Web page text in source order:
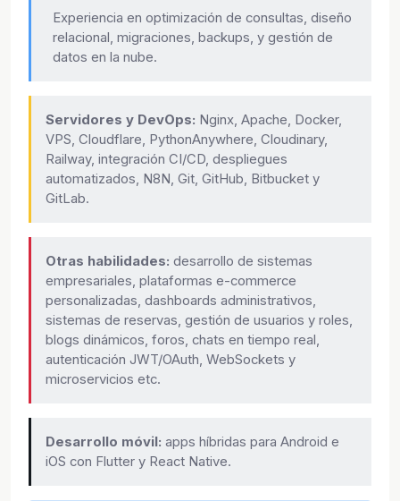
Experiencia en optimización de consultas, diseño
relacional, migraciones, backups, y gestión de
datos en la nube.
Servidores y DevOps: Nginx, Apache, Docker,
VPS, Cloudflare, PythonAnywhere, Cloudinary,
Railway, integración CI/CD, despliegues
automatizados, N8N, Git, GitHub, Bitbucket y
GitLab.
Otras habilidades: desarrollo de sistemas
empresariales, plataformas e-commerce
personalizadas, dashboards administrativos,
sistemas de reservas, gestión de usuarios y roles,
blogs dinámicos, foros, chats en tiempo real,
autenticación JWT/OAuth, WebSockets y
microservicios etc.
Desarrollo móvil: apps híbridas para Android e
iOS con Flutter y React Native.